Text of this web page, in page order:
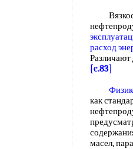
расход
[c.83]
как
масел,